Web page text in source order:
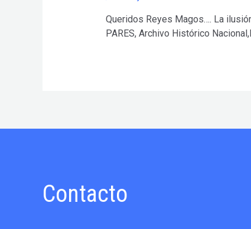
Queridos Reyes Magos…. La
PARES, Archivo Histórico
Contacto